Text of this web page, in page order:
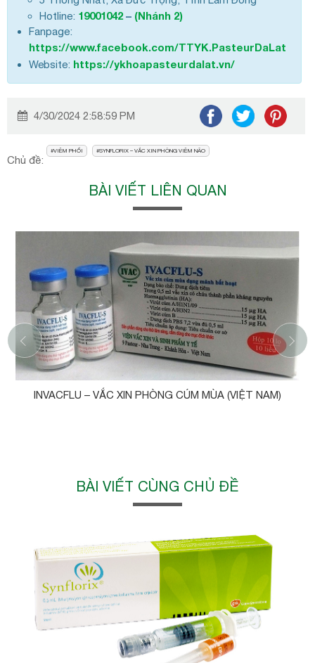
Hotline: 19001042 – (Nhánh 2)
Fanpage:
https://www.facebook.com/TTYK.PasteurDaLat
Website: https://ykhoapasteurdalat.vn/
4/30/2024 2:58:59 PM
Chủ đề:
VIÊM PHỔI SYNFLORIX – VẮC XIN PHÒNG VIÊM NÃO
BÀI VIẾT LIÊN QUAN
‹
INVACFLU – VẮC XIN PHÒNG CÚM MÙA (VIỆT NAM)
BÀI VIẾT CÙNG CHỦ ĐỀ